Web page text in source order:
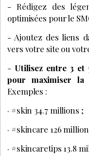
- Rédigez des
optimisées pour le
- Ajoutez des liens
vers votre site ou
- Utilisez entre 3 et
pour maximiser la
Exemples :
· ​​​​​​#skin 34.7 millions ;
· #skincare 126
· #skincaretips 13.8